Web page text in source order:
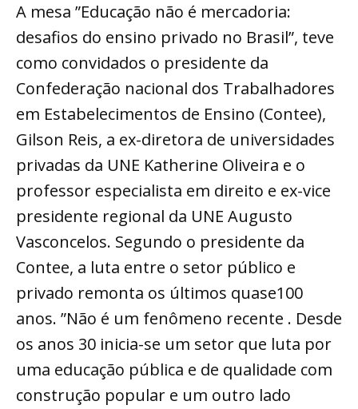
A mesa ”Educação não é mercadoria:
desafios do ensino privado no Brasil”, teve
como convidados o presidente da
Confederação nacional dos Trabalhadores
em Estabelecimentos de Ensino (Contee),
Gilson Reis, a ex-diretora de universidades
privadas da UNE Katherine Oliveira e o
professor especialista em direito e ex-vice
presidente regional da UNE Augusto
Vasconcelos. Segundo o presidente da
Contee, a luta entre o setor público e
privado remonta os últimos quase100
anos. ”Não é um fenômeno recente . Desde
os anos 30 inicia-se um setor que luta por
uma educação pública e de qualidade com
construção popular e um outro lado